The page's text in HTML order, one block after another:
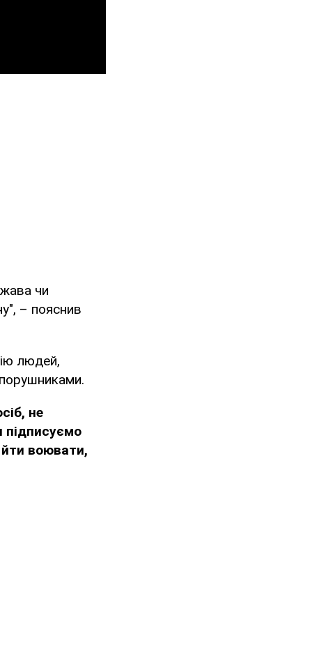
чи
– пояснив
людей,
не
підписуємо
воювати,